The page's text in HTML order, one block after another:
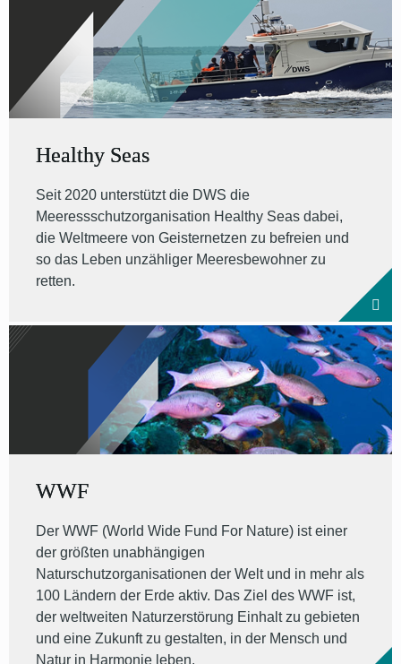
Healthy Seas
Seit 2020 unterstützt die DWS die
Meeressschutzorganisation Healthy Seas dabei,
die Weltmeere von Geisternetzen zu befreien und
so das Leben unzähliger Meeresbewohner zu
retten.
WWF
Der WWF (World Wide Fund For Nature) ist einer
der größten unabhängigen
Naturschutzorganisationen der Welt und in mehr als
100 Ländern der Erde aktiv. Das Ziel des WWF ist,
der weltweiten Naturzerstörung Einhalt zu gebieten
und eine Zukunft zu gestalten, in der Mensch und
Natur in Harmonie leben.